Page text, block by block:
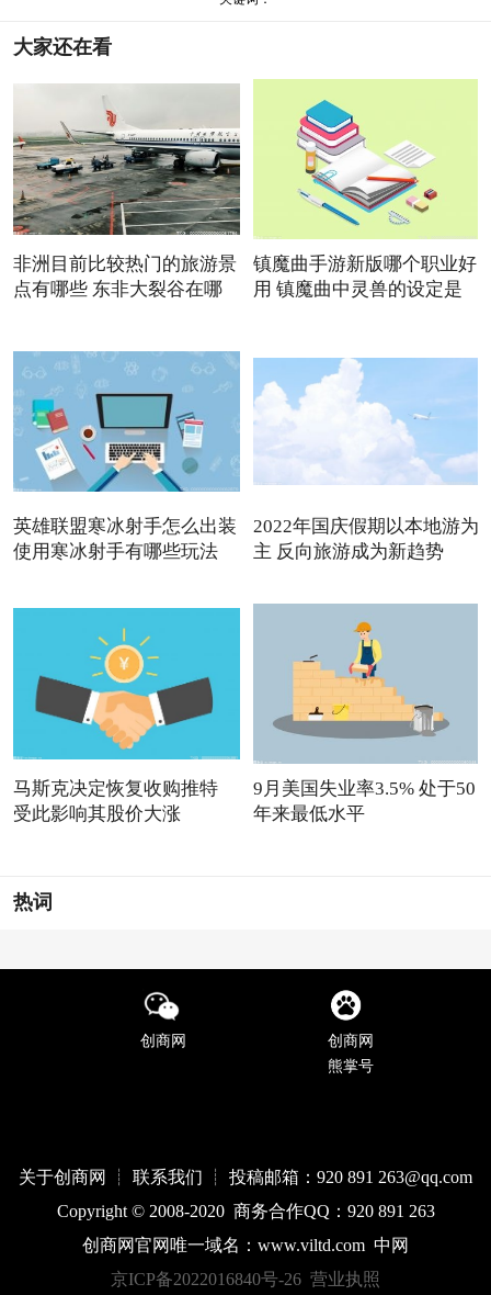
大家还在看
非洲目前比较热门的旅游景
点有哪些 东非大裂谷在哪
镇魔曲手游新版哪个职业好
用 镇魔曲中灵兽的设定是
英雄联盟寒冰射手怎么出装
使用寒冰射手有哪些玩法
2022年国庆假期以本地游为
主 反向旅游成为新趋势
马斯克决定恢复收购推特
受此影响其股价大涨
9月美国失业率3.5% 处于50
年来最低水平
热词
创商网
创商网
熊掌号
关于创商网 ┊ 联系我们 ┊ 投稿邮箱：920 891 263@qq.com
Copyright © 2008-2020 商务合作QQ：920 891 263
创商网官网唯一域名： www.viltd.com 中网
京ICP备2022016840号-26 营业执照